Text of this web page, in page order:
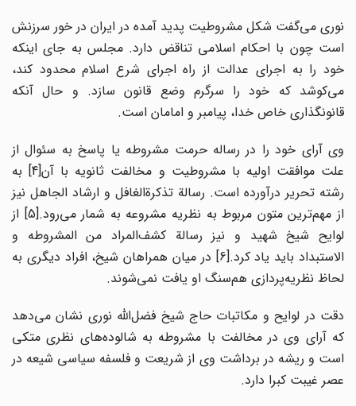
نوری می‌گفت شکل مشروطیت پدید آمده در ایران در خور سرزنش
است چون با احکام اسلامی تناقض دارد. مجلس به جای اینکه
خود را به اجرای عدالت از راه اجرای شرع اسلام محدود کند،
می‌کوشد که خود را سرگرم وضع قانون سازد. و حال آنکه
قانونگذاری خاص خدا، پیامبر و امامان است.
وی آرای خود را در رساله حرمت مشروطه یا پاسخ به سئوال از
علت موافقت اولیه با مشروطیت و مخالفت ثانویه با آن[4] به
رشته تحریر درآورده است. رسالة تذکرة‌الغافل و ارشاد الجاهل نیز
از مهم‌ترین متون مربوط به نظریه مشروعه به شمار می‌رود.[5] از
لوایح شیخ شهید و نیز رسالة کشف‌المراد من المشروطه و
الاستبداد باید یاد کرد.[6] در میان همراهان شیخ، افراد دیگری به
لحاظ نظریه‌پردازی هم‌سنگ او یافت نمی‌شوند.
دقت در لوایح و مکاتبات حاج شیخ فضل‌الله نوری نشان می‌دهد
که آرای وی در مخالفت با مشروطه به شالوده‌های نظری متکی
است و ریشه در برداشت وی از شریعت و فلسفه سیاسی شیعه در
عصر غیبت کبرا دارد.